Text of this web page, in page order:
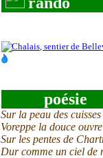
poésie
Sur la peau des
Voreppe la douce
Sur les pentes de
Dur comme un ciel de